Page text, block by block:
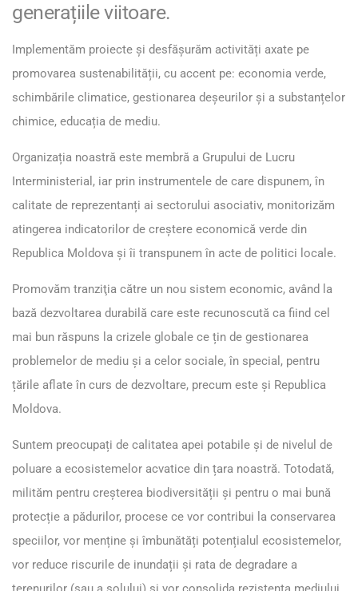
generațiile viitoare.
Implementăm proiecte și desfășurăm activități axate pe
promovarea sustenabilității, cu accent pe: economia verde,
schimbările climatice, gestionarea deșeurilor și a substanțelor
chimice, educația de mediu.
Organizația noastră este membră a Grupului de Lucru
Interministerial, iar prin instrumentele de care dispunem, în
calitate de reprezentanți ai sectorului asociativ, monitorizăm
atingerea indicatorilor de creștere economică verde din
Republica Moldova și îi transpunem în acte de politici locale.
Promovăm tranziţia către un nou sistem economic, având la
bază dezvoltarea durabilă care este recunoscută ca fiind cel
mai bun răspuns la crizele globale ce țin de gestionarea
problemelor de mediu și a celor sociale, în special, pentru
țările aflate în curs de dezvoltare, precum este și Republica
Moldova.
Suntem preocupați de calitatea apei potabile și de nivelul de
poluare a ecosistemelor acvatice din țara noastră. Totodată,
milităm pentru creșterea biodiversității și pentru o mai bună
protecție a pădurilor, procese ce vor contribui la conservarea
speciilor, vor menține și îmbunătăți potențialul ecosistemelor,
vor reduce riscurile de inundații și rata de degradare a